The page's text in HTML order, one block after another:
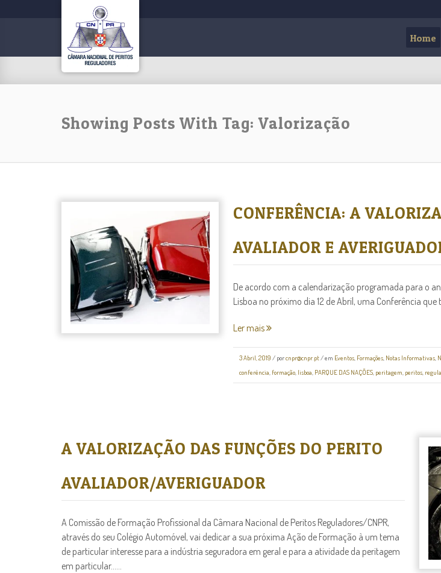
Home
Showing Posts With Tag: Valorização
CONFERÊNCIA: A
AVALIADOR E
De acordo com a calendarização programada para o
Lisboa no próximo dia 12 de Abril, uma Conferência que
Ler mais
3 Abril, 2019 / porcnpr@cnpr.pt/ em Eventos, Formações, Notas Informativas,
conferência, formação, lisboa, PARQUE DAS NAÇÕES, peritagem, peritos,
A VALORIZAÇÃO DAS FUNÇÕES DO PERITO
AVALIADOR/AVERIGUADOR
A Comissão de Formação Profissional da Câmara Nacional de Peritos Reguladores/CNPR,
através do seu Colégio Automóvel, vai dedicar a sua próxima Ação de Formação à um tema
de particular interesse para a indústria seguradora em geral e para a atividade da peritagem
em particular......